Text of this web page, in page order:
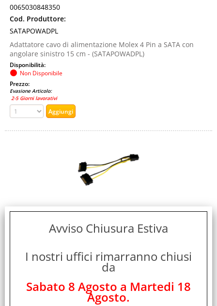
0065030848350
Cod. Produttore:
SATAPOWADPL
Adattatore cavo di alimentazione Molex 4 Pin a SATA con
angolare sinistro 15 cm - (SATAPOWADPL)
Disponibilità:
Non Disponibile
Prezzo:
Evasione Articolo:
2-5 Giorni lavorativi
STARTECH ADATTATORE CAVO DI ALIMENTAZIONE
SATA A SCHEDA VIDEO PCI EXPRESS 6 PIN DA 15 cm
Marca:
Garanzia:
Avviso Chiusura Estiva
I nostri uffici rimarranno chiusi
da
Sabato 8 Agosto a Martedi 18
Agosto.